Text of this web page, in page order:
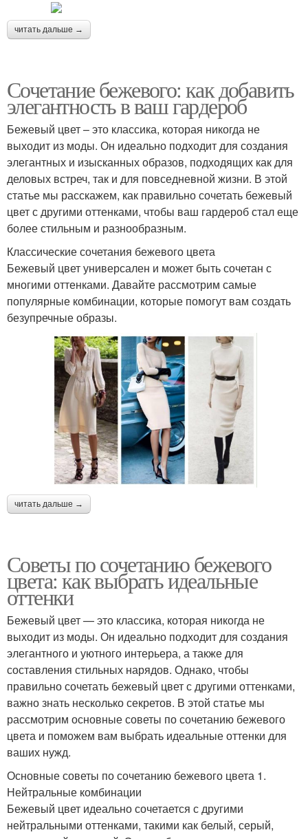
читать дальше →
Сочетание бежевого: как добавить
элегантность в ваш гардероб
Бежевый цвет – это классика, которая никогда не
выходит из моды. Он идеально подходит для создания
элегантных и изысканных образов, подходящих как для
деловых встреч, так и для повседневной жизни. В этой
статье мы расскажем, как правильно сочетать бежевый
цвет с другими оттенками, чтобы ваш гардероб стал еще
более стильным и разнообразным.
Классические сочетания бежевого цвета
Бежевый цвет универсален и может быть сочетан с
многими оттенками. Давайте рассмотрим самые
популярные комбинации, которые помогут вам создать
безупречные образы.
читать дальше →
Советы по сочетанию бежевого
цвета: как выбрать идеальные
оттенки
Бежевый цвет — это классика, которая никогда не
выходит из моды. Он идеально подходит для создания
элегантного и уютного интерьера, а также для
составления стильных нарядов. Однако, чтобы
правильно сочетать бежевый цвет с другими оттенками,
важно знать несколько секретов. В этой статье мы
рассмотрим основные советы по сочетанию бежевого
цвета и поможем вам выбрать идеальные оттенки для
ваших нужд.
Основные советы по сочетанию бежевого цвета 1.
Нейтральные комбинации
Бежевый цвет идеально сочетается с другими
нейтральными оттенками, такими как белый, серый,